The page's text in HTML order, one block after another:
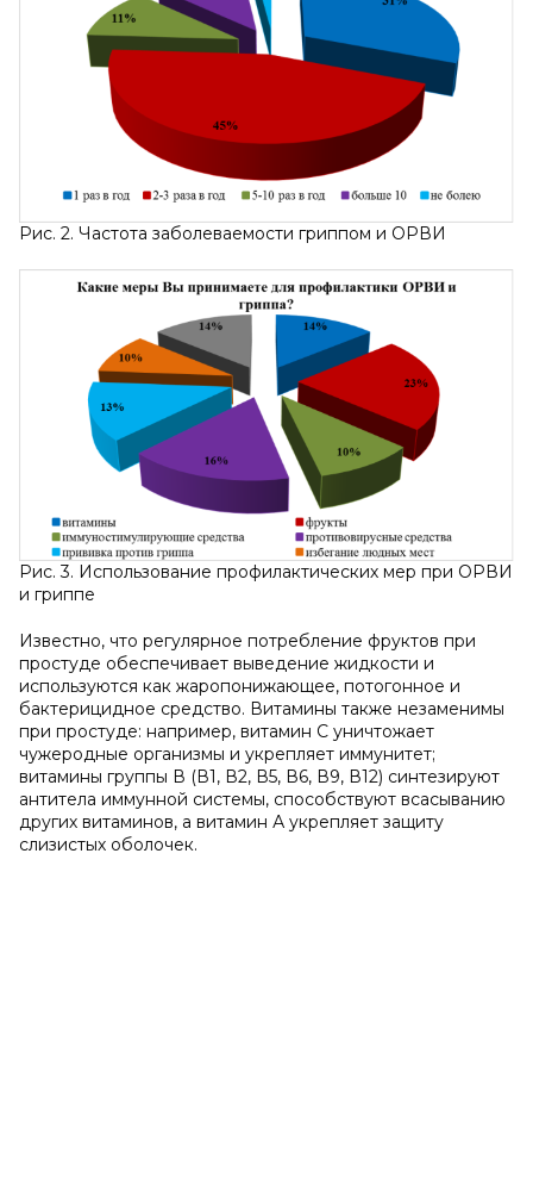
Рис. 2. Частота заболеваемости гриппом и ОРВИ
Рис. 3. Использование профилактических мер при ОРВИ
и гриппе
Известно, что регулярное потребление фруктов при
простуде обеспечивает выведение жидкости и
используются как жаропонижающее, потогонное и
бактерицидное средство. Витамины также незаменимы
при простуде: например, витамин С уничтожает
чужеродные организмы и укрепляет иммунитет;
витамины группы В (В1, В2, В5, В6, В9, В12) синтезируют
антитела иммунной системы, способствуют всасыванию
других витаминов, а витамин А укрепляет защиту
слизистых оболочек.